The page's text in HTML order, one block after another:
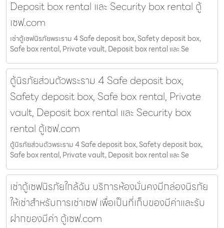
Deposit box rental และ Security box rental ตู้
เซฟ.com
เช่าตู้เซฟนิรภัยพระราม 4 Safe deposit box, Safety deposit box,
Safe box rental, Private vault, Deposit box rental และ Se
ตู้นิรภัยส่วนตัวพระราม 4 Safe deposit box,
Safety deposit box, Safe box rental, Private
vault, Deposit box rental และ Security box
rental ตู้เซฟ.com
ตู้นิรภัยส่วนตัวพระราม 4 Safe deposit box, Safety deposit box,
Safe box rental, Private vault, Deposit box rental และ Se
เช่าตู้เซฟนิรภัยใกล้ฉัน บริการห้องมั่นคงมีกล่องนิรภัย
ให้เช่าสำหรับการเช่าเซฟ เพื่อเป็นที่เก็บของมีค่าและรับ
ฝากของมีค่า ตู้เซฟ.com